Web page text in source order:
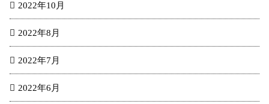
2022年10月
2022年8月
2022年7月
2022年6月